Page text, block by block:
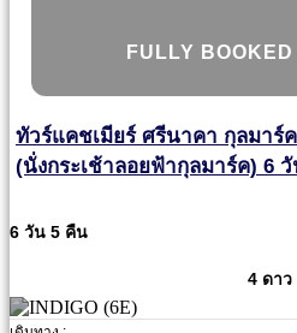
FULLY BOOKED
ทัวร์แคชเมียร์ ศรีนาคา กุลมาร์
(นั่งกระเช้าลอยฟ้ากุลมาร์ค) 6
6 วัน 5 คืน
4 ดาว